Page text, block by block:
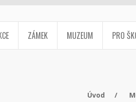
ZÁMEK MUZEUM PRO
Úvod